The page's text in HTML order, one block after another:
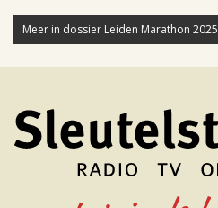
Meer in dossier Leiden Marathon 2025